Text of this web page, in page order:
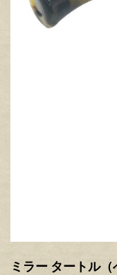
ミラー タートル（